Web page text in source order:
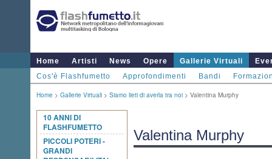
Home Artisti News Opere Gallerie Virtuali
Cos'è Flashfumetto
Approfondimenti Bandi
Home > Gallerie Virtuali > Siamo lieti di averla tra noi > Valentina Murphy
10 ANNI DI
FLASHFUMETTO
PICCOLI POTERI -
GRANDI
Valentina Murphy